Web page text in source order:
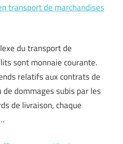
transport de marchandises
du transport de
sont monnaie courante.
relatifs aux contrats de
dommages subis par les
de livraison, chaque